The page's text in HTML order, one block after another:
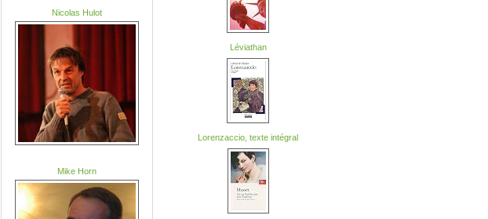
Léviathan
Lorenzaccio, texte intégral
Nicolas Hulot
Mike Horn